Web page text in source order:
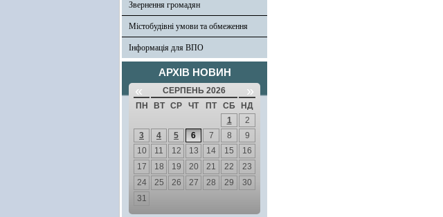
Звернення громадян
Містобудівні умови та обмеження
Інформація для ВПО
АРХІВ НОВИН
« СЕРПЕНЬ 2026 »
ПН ВТ СР ЧТ ПТ СБ
НД
1
2
3
4 5 6 7 8
9
10
11 12 13 14 15
16
17
18 19 20 21 22
23
24
25 26 27 28 29
30
31